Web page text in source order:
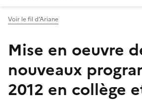
Voir le fil d’Ariane
Mise en oeuvre
nouveaux
2012 en collège